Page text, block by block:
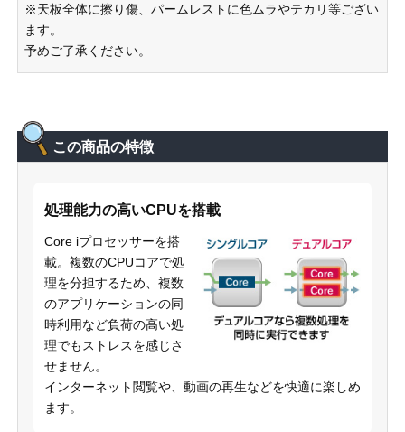
※天板全体に擦り傷、パームレストに色ムラやテカリ等ござい
ます。
予めご了承ください。
この商品の特徴
処理能力の高いCPUを搭載
Core iプロセッサーを搭
載。複数のCPUコアで処
理を分担するため、複数
のアプリケーションの同
時利用など負荷の高い処
理でもストレスを感じさ
せません。
インターネット閲覧や、動画の再生などを快適に楽しめ
ます。